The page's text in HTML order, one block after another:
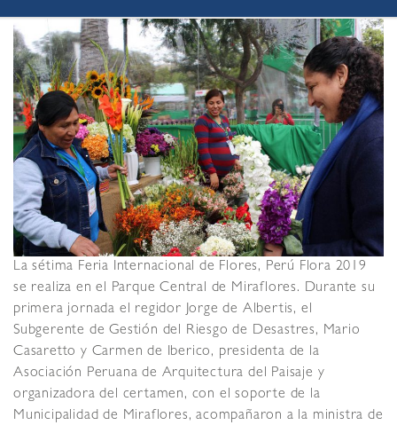
La sétima Feria Internacional de Flores, Perú Flora 2019
se realiza en el Parque Central de Miraflores. Durante su
primera jornada el regidor Jorge de Albertis, el
Subgerente de Gestión del Riesgo de Desastres, Mario
Casaretto y Carmen de Iberico, presidenta de la
Asociación Peruana de Arquitectura del Paisaje y
organizadora del certamen, con el soporte de la
Municipalidad de Miraflores, acompañaron a la ministra de